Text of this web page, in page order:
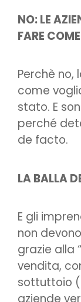
NO: LE
FARE
Perchè
come
stato. E
perché
de facto.
LA BALLA
E gli
non
grazie alla
vendita,
sottuttoio